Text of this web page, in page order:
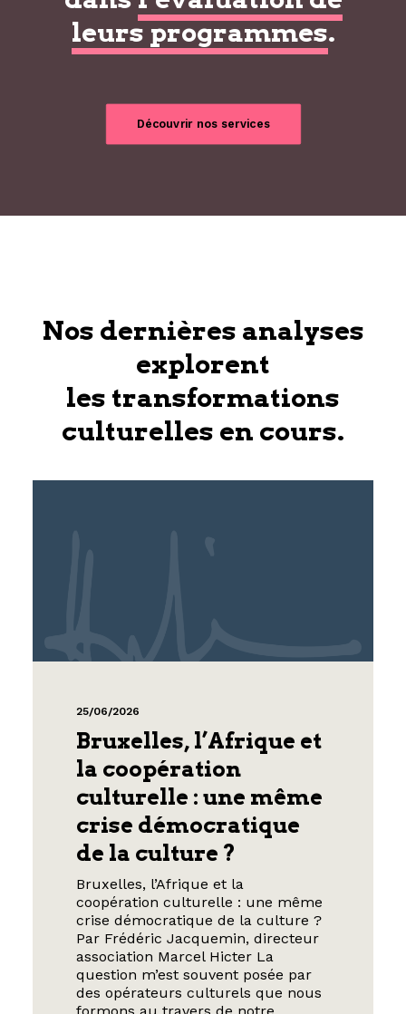
leurs programmes.
Découvrir nos services
Nos dernières analyses
explorent
les transformations
culturelles en cours.
25/06/2026
Bruxelles, l’Afrique et
la coopération
culturelle : une même
crise démocratique
de la culture ?
Bruxelles, l’Afrique et la
coopération culturelle : une même
crise démocratique de la culture ?
Par Frédéric Jacquemin, directeur
association Marcel Hicter La
question m’est souvent posée par
des opérateurs culturels que nous